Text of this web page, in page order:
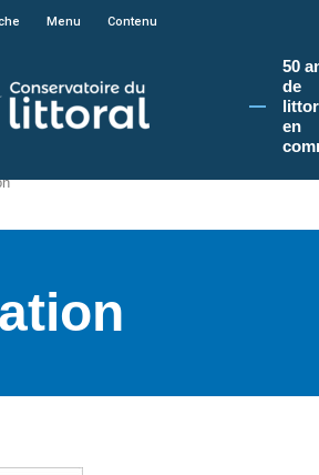
sur le site du Conservatoire du littoral, vous
Menu Contenu
50
de
en